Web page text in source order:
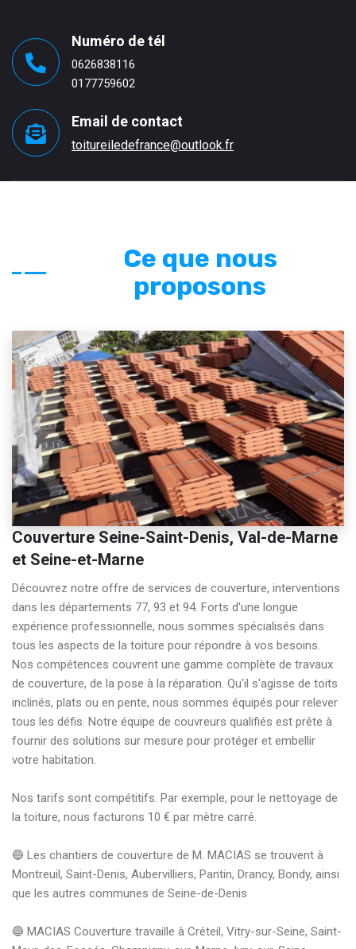
Numéro de tél
0626838116
0177759602
Email de contact
toitureiledefrance@outlook.fr
Ce que nous
proposons
Couverture Seine-Saint-Denis, Val-de-Marne
et Seine-et-Marne
Découvrez notre offre de services de couverture, interventions
dans les départements 77, 93 et 94. Forts d'une longue
expérience professionnelle, nous sommes spécialisés dans
tous les aspects de la toiture pour répondre à vos besoins.
Nos compétences couvrent une gamme complète de travaux
de couverture, de la pose à la réparation. Qu'il s'agisse de toits
inclinés, plats ou en pente, nous sommes équipés pour relever
tous les défis. Notre équipe de couvreurs qualifiés est prête à
fournir des solutions sur mesure pour protéger et embellir
votre habitation.
Nos tarifs sont compétitifs. Par exemple, pour le nettoyage de
la toiture, nous facturons 10 € par mètre carré.
🔵 Les chantiers de couverture de M. MACIAS se trouvent à
Montreuil, Saint-Denis, Aubervilliers, Pantin, Drancy, Bondy, ainsi
que les autres communes de Seine-de-Denis
🔵 MACIAS Couverture travaille à Créteil, Vitry-sur-Seine, Saint-